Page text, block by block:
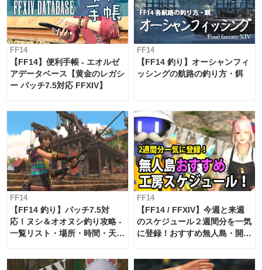
FF14
【FF14】便利手帳 - エオルゼ
アデータベース【黄金のレガシ
ー パッチ7.5対応 FFXIV】
FF14
【FF14 釣り】オーシャンフィ
ッシングの航路の釣り方・餌
FF14
【FF14 釣り】パッチ7.5対
応！ヌシ＆オオヌシ釣り攻略 -
一覧リスト・場所・時間・天
FF14
【FF14 / FFXIV】今週と来週
のスケジュール２週間分を一気
に登録！おすすめ無人島・開拓